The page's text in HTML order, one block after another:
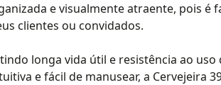
e visualmente atraente, pois é
clientes ou convidados.
longa vida útil e resistência ao
e fácil de manusear, a Cervejeira